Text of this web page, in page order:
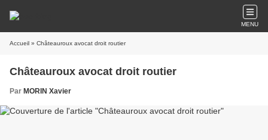
MENU
Accueil » Châteauroux avocat droit routier
Châteauroux avocat droit routier
Par MORIN Xavier